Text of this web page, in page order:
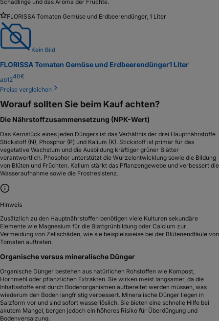
Schädlinge und das Aroma der Früchte.
FLORISSA Tomaten Gemüse und Erdbeerendünger, 1 Liter
Kein Bild
FLORISSA Tomaten Gemüse und Erdbeerendünger1 Liter
ab1240€
Preise vergleichen
Worauf sollten Sie beim Kauf achten?
Die Nährstoffzusammensetzung (NPK-Wert)
Das Kernstück eines jeden Düngers ist das Verhältnis der drei Hauptnährstoffe
Stickstoff (N), Phosphor (P) und Kalium (K). Stickstoff ist primär für das
vegetative Wachstum und die Ausbildung kräftiger grüner Blätter
verantwortlich. Phosphor unterstützt die Wurzelentwicklung sowie die Bildung
von Blüten und Früchten. Kalium stärkt das Pflanzengewebe und verbessert die
Wasseraufnahme sowie die Frostresistenz.
Hinweis
Zusätzlich zu den Hauptnährstoffen benötigen viele Kulturen sekundäre
Elemente wie Magnesium für die Blattgrünbildung oder Calcium zur
Vermeidung von Zellschäden, wie sie beispielsweise bei der Blütenendfäule von
Tomaten auftreten.
Organische versus mineralische Dünger
Organische Dünger bestehen aus natürlichen Rohstoffen wie Kompost,
Hornmehl oder pflanzlichen Extrakten. Sie wirken meist langsamer, da die
Inhaltsstoffe erst durch Bodenorganismen aufbereitet werden müssen, was
wiederum den Boden langfristig verbessert. Mineralische Dünger liegen in
Salzform vor und sind sofort wasserlöslich. Sie bieten eine schnelle Hilfe bei
akutem Mangel, bergen jedoch ein höheres Risiko für Überdüngung und
Bodenversalzung.